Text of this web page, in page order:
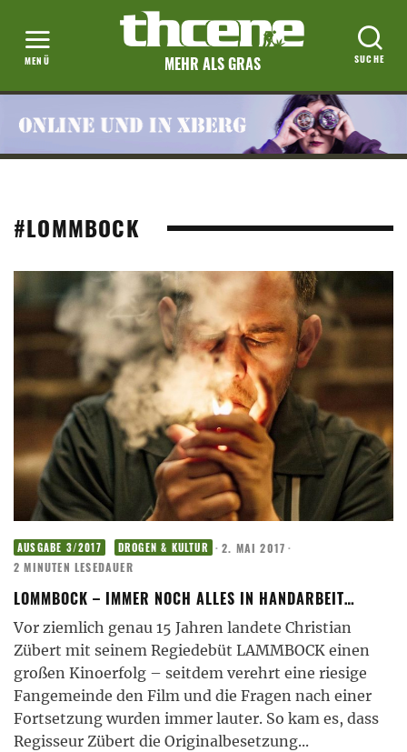
MEHR ALS GRAS
#LOMMBOCK
AUSGABE 3/2017 DROGEN & KULTUR · 2. MAI 2017 ·
2 MINUTEN LESEDAUER
LOMMBOCK – IMMER NOCH ALLES IN HANDARBEIT…
Vor ziemlich genau 15 Jahren landete Christian
Zübert mit seinem Regiedebüt LAMMBOCK einen
großen Kinoerfolg – seitdem verehrt eine riesige
Fangemeinde den Film und die Fragen nach einer
Fortsetzung wurden immer lauter. So kam es, dass
Regisseur Zübert die Originalbesetzung...